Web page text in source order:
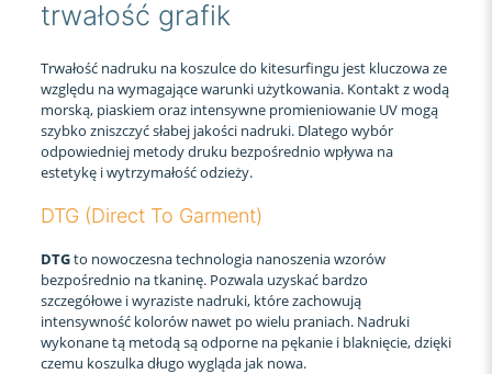
trwałość grafik
Trwałość nadruku na koszulce do kitesurfingu jest kluczowa ze
względu na wymagające warunki użytkowania. Kontakt z wodą
morską, piaskiem oraz intensywne promieniowanie UV mogą
szybko zniszczyć słabej jakości nadruki. Dlatego wybór
odpowiedniej metody druku bezpośrednio wpływa na
estetykę i wytrzymałość odzieży.
DTG (Direct To Garment)
DTGto nowoczesna technologia nanoszenia wzorów
bezpośrednio na tkaninę. Pozwala uzyskać bardzo
szczegółowe i wyraziste nadruki, które zachowują
intensywność kolorów nawet po wielu praniach. Nadruki
wykonane tą metodą są odporne na pękanie i blaknięcie, dzięki
czemu koszulka długo wygląda jak nowa.